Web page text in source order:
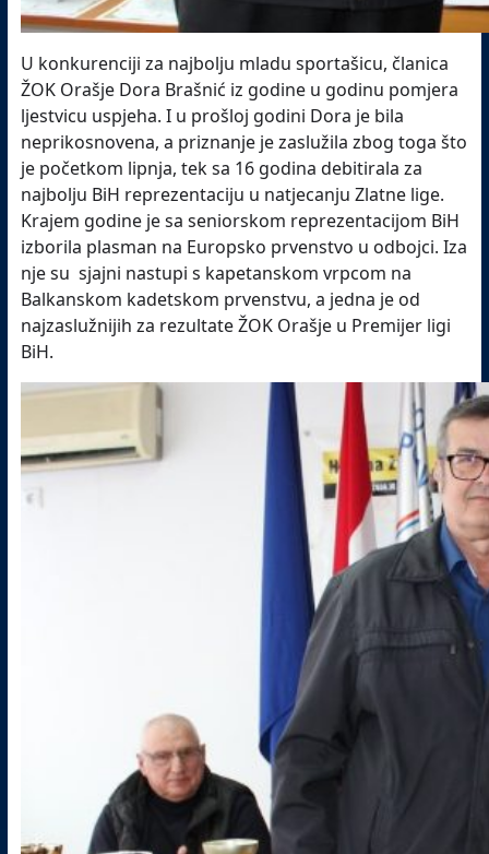
U konkurenciji za najbolju mladu sportašicu, članica
ŽOK Orašje Dora Brašnić iz godine u godinu pomjera
ljestvicu uspjeha. I u prošloj godini Dora je bila
neprikosnovena, a priznanje je zaslužila zbog toga što
je početkom lipnja, tek sa 16 godina debitirala za
najbolju BiH reprezentaciju u natjecanju Zlatne lige.
Krajem godine je sa seniorskom reprezentacijom BiH
izborila plasman na Europsko prvenstvo u odbojci. Iza
nje su sjajni nastupi s kapetanskom vrpcom na
Balkanskom kadetskom prvenstvu, a jedna je od
najzaslužnijih za rezultate ŽOK Orašje u Premijer ligi
BiH.